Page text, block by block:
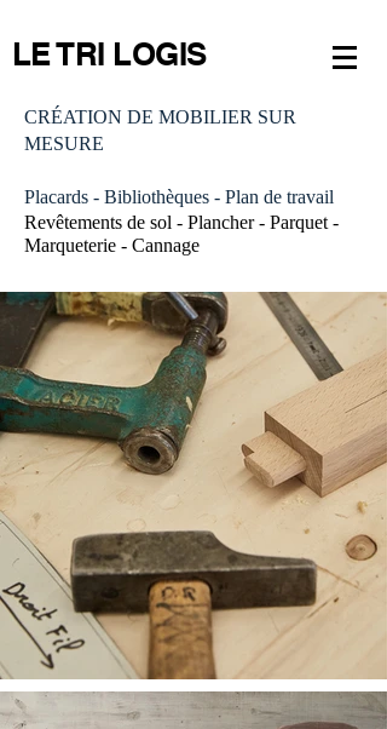
LE TRI LOGIS
CRÉATION DE MOBILIER SUR
MESURE
Placards - Bibliothèques - Plan de travail
Revêtements de sol - Plancher - Parquet -
Marqueterie - Cannage